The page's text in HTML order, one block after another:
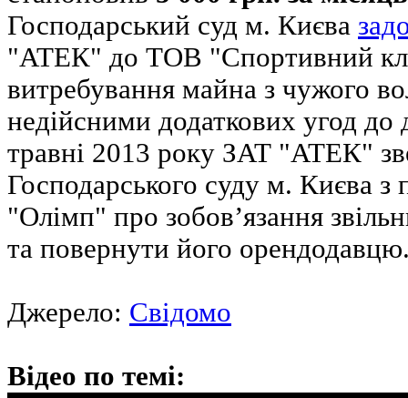
Господарський суд м. Києва
"АТЕК" до ТОВ "Спортивний
витребування майна з чужого
недійсними додаткових угод
травні 2013 року ЗАТ "АТЕК"
Господарського суду м. Києва
"Олімп" про зобов’язання
та повернути його
Джерело: Свідомо
Відео по темі: